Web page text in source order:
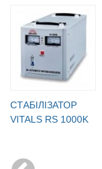
СТАБІЛІЗАТОР
VITALS RS 1000K